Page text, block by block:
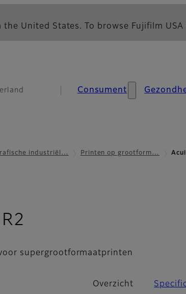
the United States. To browse Fujifilm
Consument
industriël… Printen op grootform…
supergrootformaatprinten
Overzicht